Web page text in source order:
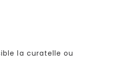
la curatelle ou